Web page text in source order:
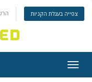
צפייה בעגלת הקניות
ניווט